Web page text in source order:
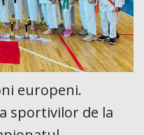
europeni.
sportivilor de la